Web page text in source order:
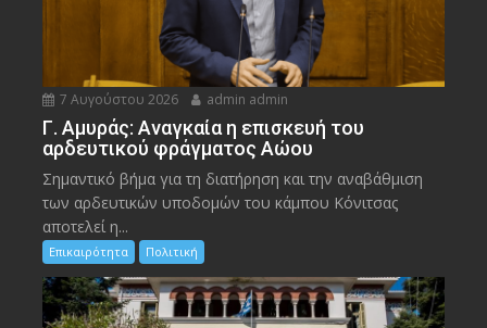
7 Αυγούστου 2026 admin admin
Γ. Αμυράς: Αναγκαία η επισκευή του
αρδευτικού φράγματος Αώου
Σημαντικό βήμα για τη διατήρηση και την αναβάθμιση
των αρδευτικών υποδομών του κάμπου Κόνιτσας
αποτελεί η...
Επικαιρότητα Πολιτική